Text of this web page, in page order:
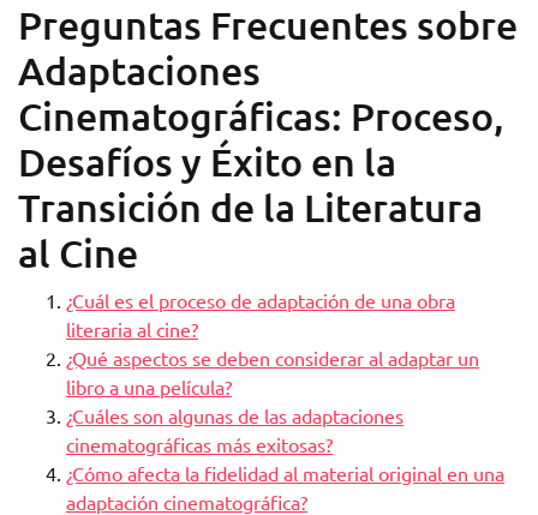
Preguntas Frecuentes sobre
Adaptaciones
Cinematográficas: Proceso,
Desafíos y Éxito en la
Transición de la Literatura
al Cine
¿Cuál es el proceso de adaptación de una obra
literaria al cine?
¿Qué aspectos se deben considerar al adaptar un
libro a una película?
¿Cuáles son algunas de las adaptaciones
cinematográficas más exitosas?
¿Cómo afecta la fidelidad al material original en una
adaptación cinematográfica?